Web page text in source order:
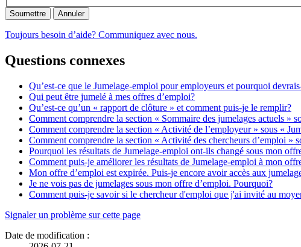
Annuler
Toujours besoin d’aide? Communiquez avec nous.
Questions connexes
Qu’est-ce que le Jumelage-emploi pour employeurs et pourquoi
Qui peut être jumelé à mes offres d’emploi?
Qu’est-ce qu’un « rapport de clôture » et comment puis-je le remplir?
Comment comprendre la section « Sommaire des jumelages actuels »
Comment comprendre la section « Activité de l’employeur » sous «
Comment comprendre la section « Activité des chercheurs d’emploi »
Pourquoi les résultats de Jumelage-emploi ont-ils changé sous mon
Comment puis-je améliorer les résultats de Jumelage-emploi à mon
Mon offre d’emploi est expirée. Puis-je encore avoir accès aux
Je ne vois pas de jumelages sous mon offre d’emploi. Pourquoi?
Comment puis-je savoir si le chercheur d'emploi que j'ai invité au
Détails
de
Signaler un problème sur cette page
Date de modification :